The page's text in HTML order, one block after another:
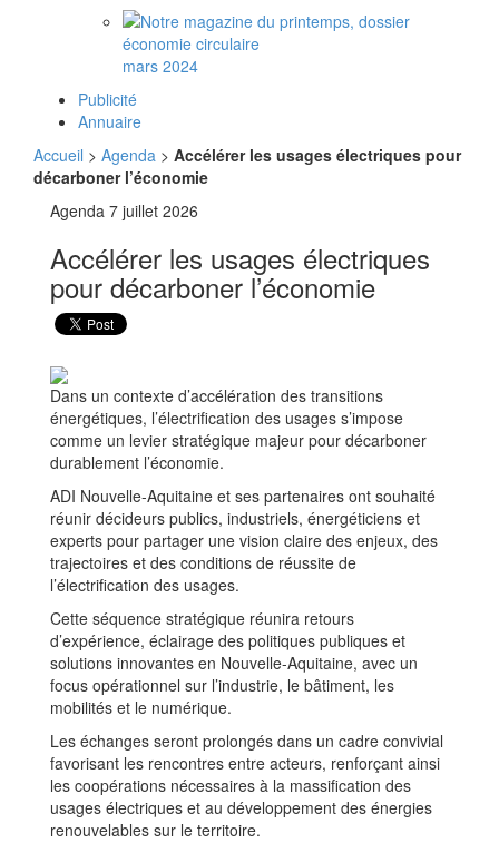
mars 2024
Publicité
Annuaire
Accueil > Agenda > Accélérer les usages électriques pour
décarboner l’économie
Agenda 7 juillet 2026
Accélérer les usages électriques
pour décarboner l’économie
Dans un contexte d’accélération des transitions
énergétiques, l’électrification des usages s’impose
comme un levier stratégique majeur pour décarboner
durablement l’économie.
ADI Nouvelle-Aquitaine et ses partenaires ont souhaité
réunir décideurs publics, industriels, énergéticiens et
experts pour partager une vision claire des enjeux, des
trajectoires et des conditions de réussite de
l’électrification des usages.
Cette séquence stratégique réunira retours
d’expérience, éclairage des politiques publiques et
solutions innovantes en Nouvelle-Aquitaine, avec un
focus opérationnel sur l’industrie, le bâtiment, les
mobilités et le numérique.
Les échanges seront prolongés dans un cadre convivial
favorisant les rencontres entre acteurs, renforçant ainsi
les coopérations nécessaires à la massification des
usages électriques et au développement des énergies
renouvelables sur le territoire.